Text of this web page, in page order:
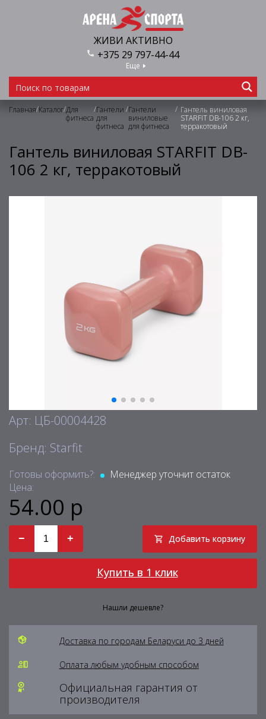
ЖИВИ АКТИВНО
+375 29 797-44-44
Еще
Главная/Каталог/Для
фитнеса
/Гантели
для
фитнеса
/Гантели
виниловые
для фитнеса
/ Гантель виниловая
STARFIT DB-106 2 кг,
терракотовый
Гантель виниловая STARFIT DB-
106 2 кг, терракотовый
Арт: ЦБ-00004428
Бренд: Starfit
Готовы оформить?:
Менеджер уточнит остаток
Цена:
54.00 р
− + Добавить корзину
Купить в 1 клик
Нашли дешевле?
Доставка по городам Беларуси до 3 дней
Оплата любым удобным способом
Официальная гарантия от
производителя